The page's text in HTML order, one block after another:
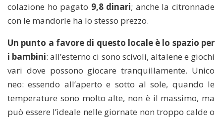
colazione ho pagato 9,8 dinari; anche la citronnade
con le mandorle ha lo stesso prezzo.
Un punto a favore di questo locale è lo spazio per
i bambini: all’esterno ci sono scivoli, altalene e giochi
vari dove possono giocare tranquillamente. Unico
neo: essendo all’aperto e sotto al sole, quando le
temperature sono molto alte, non è il massimo, ma
può essere l’ideale nelle giornate non troppo calde o